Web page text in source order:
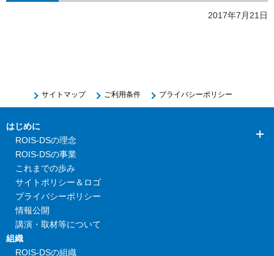
2017年7月21日
サイトマップ ご利用条件 プライバシーポリシー
はじめに
ROIS-DSの理念
ROIS-DSの事業
これまでの歩み
サイトポリシー＆ロゴ
プライバシーポリシー
情報公開
講演・取材等について
組織
ROIS-DSの組織